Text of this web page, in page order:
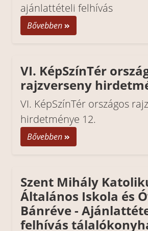
ajánlattételi felhívás
Bővebben
VI. KépSzínTér
rajzverseny
VI. KépSzínTér országos
hirdetménye 12.
Bővebben
Szent Mihály
Általános Iskola és
Bánréve -
felhívás